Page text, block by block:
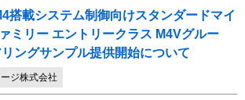
載システム制御向けスタンダードマイ
ミリー エントリークラス M4Vグルー
ングサンプル提供開始について
ジ株式会社